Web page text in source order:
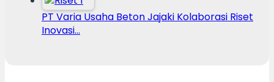
PT Varia Usaha Beton Jajaki Kolaborasi Riset
Inovasi…